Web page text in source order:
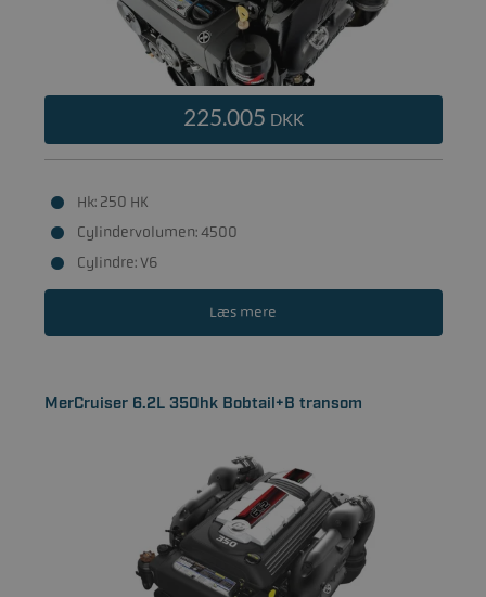
225.005 DKK
Hk: 250 HK
Cylindervolumen: 4500
Cylindre: V6
Læs mere
MerCruiser 6.2L 350hk Bobtail+B transom